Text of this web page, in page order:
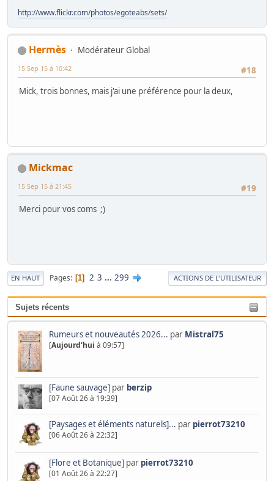
http://www.flickr.com/photos/egoteabs/sets/
Hermès
Modérateur Global
#18
15 Sep 15 à 10:42
Mick, trois bonnes, mais j'ai une préférence pour la deux,
Mickmac
#19
15 Sep 15 à 21:45
Merci pour vos coms ;)
EN HAUT Pages 1 2 3 ... 299 ACTIONS DE L'UTILISATEUR
Sujets récents
Rumeurs et nouveautés 2026... par Mistral75
[Aujourd'hui à 09:57]
[Faune sauvage] par berzip
[07 Août 26 à 19:39]
[Paysages et éléments naturels]... par pierrot73210
[06 Août 26 à 22:32]
[Flore et Botanique]par pierrot73210
[01 Août 26 à 22:27]